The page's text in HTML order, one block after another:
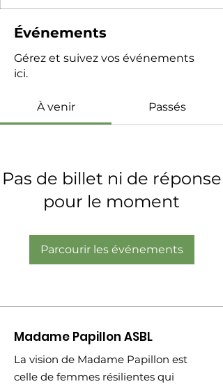
Événements
Gérez et suivez vos événements
ici.
À venir Passés
Pas de billet ni de réponse
pour le moment
Parcourir les événements
Madame Papillon ASBL
La vision de Madame Papillon est
celle de femmes résilientes qui